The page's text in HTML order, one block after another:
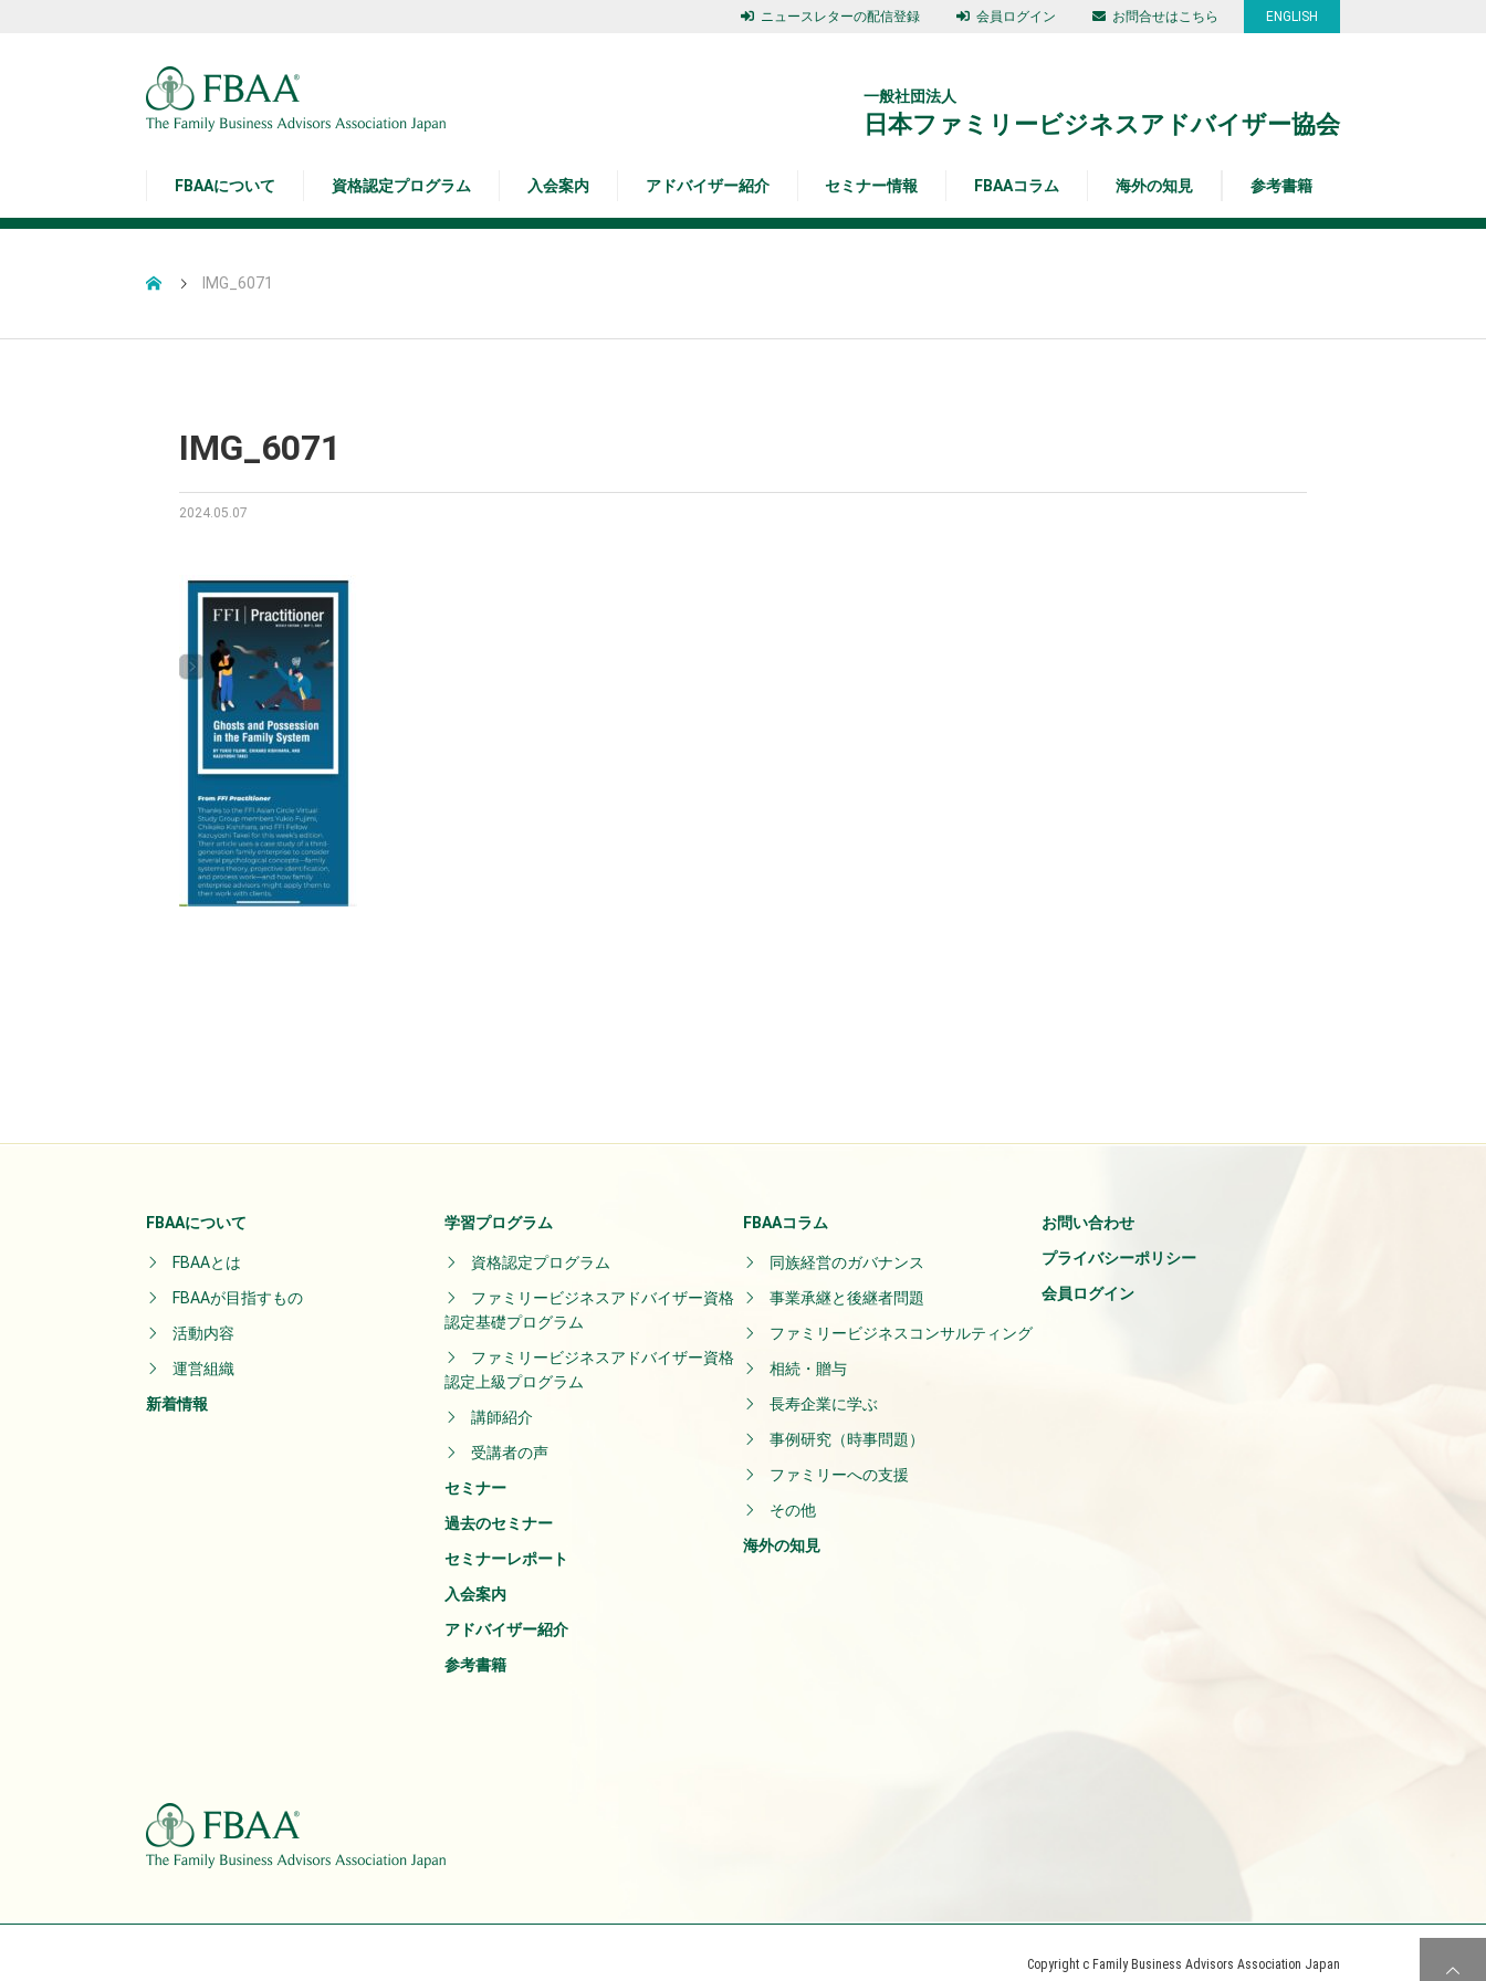
ニュースレターの配信登録 会員ログイン お問合せはこちら ENGLISH
一般社団法人
日本ファミリービジネスアドバイザー協会
FBAAについて 資格認定プログラム 入会案内 アドバイザー紹介 セミナー情報 FBAAコラム 海外の知見 参考書籍
IMG_6071
IMG_6071
2024.05.07
FBAAについて
FBAAとは
FBAAが目指すもの
活動内容
運営組織
新着情報
学習プログラム
資格認定プログラム
ファミリービジネスアドバイザー資格
認定基礎プログラム
ファミリービジネスアドバイザー資格
認定上級プログラム
講師紹介
受講者の声
セミナー
過去のセミナー
セミナーレポート
入会案内
アドバイザー紹介
参考書籍
FBAAコラム
同族経営のガバナンス
事業承継と後継者問題
ファミリービジネスコンサルティング
相続・贈与
長寿企業に学ぶ
事例研究（時事問題）
ファミリーへの支援
その他
海外の知見
お問い合わせ
プライバシーポリシー
会員ログイン
Copyright c Family Business Advisors Association Japan